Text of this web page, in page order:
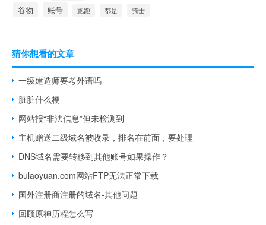
谷物 账号 跑跑 都是 骑士
猜你想看的文章
一级建造师要考外语吗
脏脏什么梗
网站报“非法信息”但未检测到
主机赠送二级域名被收录，排名在前面，要处理
DNS域名需要转移到其他账号如果操作？
bulaoyuan.com网站FTP无法正常下载
国外注册商注册的域名-其他问题
回顾原神历程怎么写